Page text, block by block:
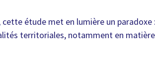
étude met en lumière un paradoxe
territoriales, notamment en matière